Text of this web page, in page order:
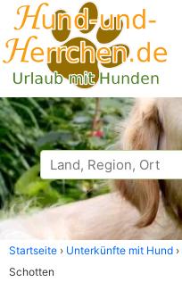
Startseite Unterkünfte mit Hund
Schotten